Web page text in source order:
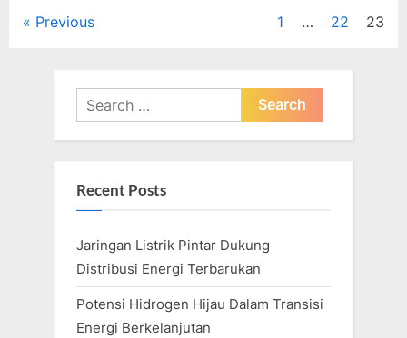
Posts
Previous 1 … 22 23
Search
for:
Recent Posts
Jaringan Listrik Pintar Dukung
Distribusi Energi Terbarukan
Potensi Hidrogen Hijau Dalam Transisi
Energi Berkelanjutan